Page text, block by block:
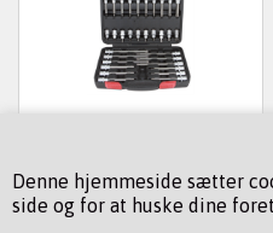
Denne hjemmeside sætter
side og for at huske dine
998,00 DKK (inkl. moms)
Varenummer: 10035132